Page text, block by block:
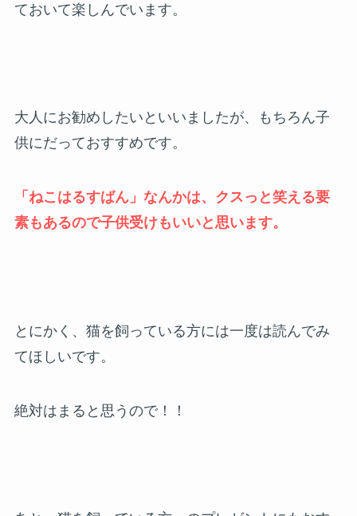
ておいて楽しんでいます。
大人にお勧めしたいといいましたが、もちろん子
供にだっておすすめです。
「ねこはるすばん」なんかは、クスっと笑える要
素もあるので子供受けもいいと思います。
とにかく、猫を飼っている方には一度は読んでみ
てほしいです。
絶対はまると思うので！！